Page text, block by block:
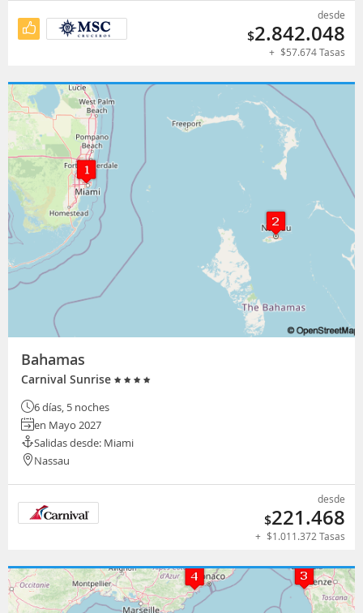
desde
$2.842.048
+ $57.674Tasas
Bahamas
Carnival Sunrise
6 días, 5 noches
en Mayo 2027
Salidas desde: Miami
Nassau
desde
$221.468
+ $1.011.372Tasas